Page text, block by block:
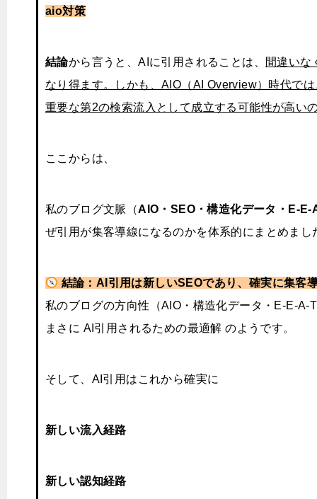
aio対策
結論から言うと、AIに引用されることは、
間違いな
なり得ます。しかも、AIO（AI Overview）時代で
重要な第2の検索流入として成立する可能性が高い
ここからは、
私のブログ文脈（AIO・SEO・構造化データ・E-E-
ぜ引用が集客導線になるのかを体系的にまとめまし
結論：AI引用は新しいSEOであり、確実に集客
私のブログの方向性（AIO・構造化データ・E-E-A-
まさに AI引用されるための最適解 のようです。
そして、AI引用はこれから確実に
新しい流入経路
新しい認知経路